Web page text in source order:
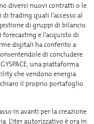
diversi nuovi contratti o le
trading quali l’accesso al
di gruppi di bilancio
e l’acquisto di
digitali ha conferito a
di concludere
una piattaforma
che vendono energia
il proprio portafoglio
in avanti per la creazione
L’iter autorizzativo è ora in